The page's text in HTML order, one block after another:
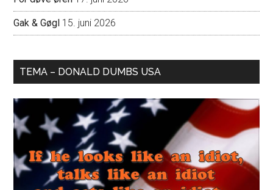
Gak & Gøgl 15. juni 2026
TEMA – DONALD DUMBS USA